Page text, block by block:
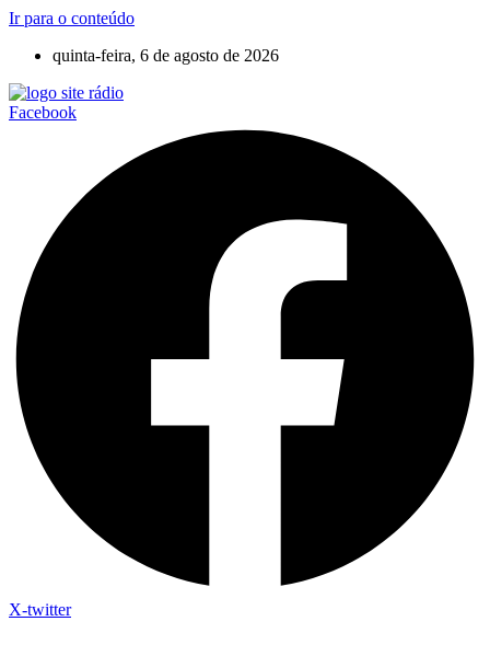
Ir para o conteúdo
quinta-feira, 6 de agosto de 2026
Facebook
X-twitter